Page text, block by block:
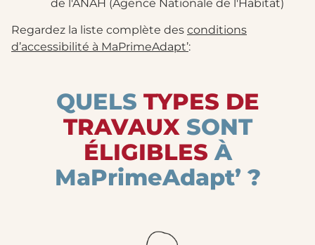
de l'ANAH (Agence Nationale de l'Habitat)
Regardez la liste complète des conditions
d’accessibilité à MaPrimeAdapt’:
QUELS TYPES DE
TRAVAUX SONT
ÉLIGIBLES À
MaPrimeAdapt’ ?